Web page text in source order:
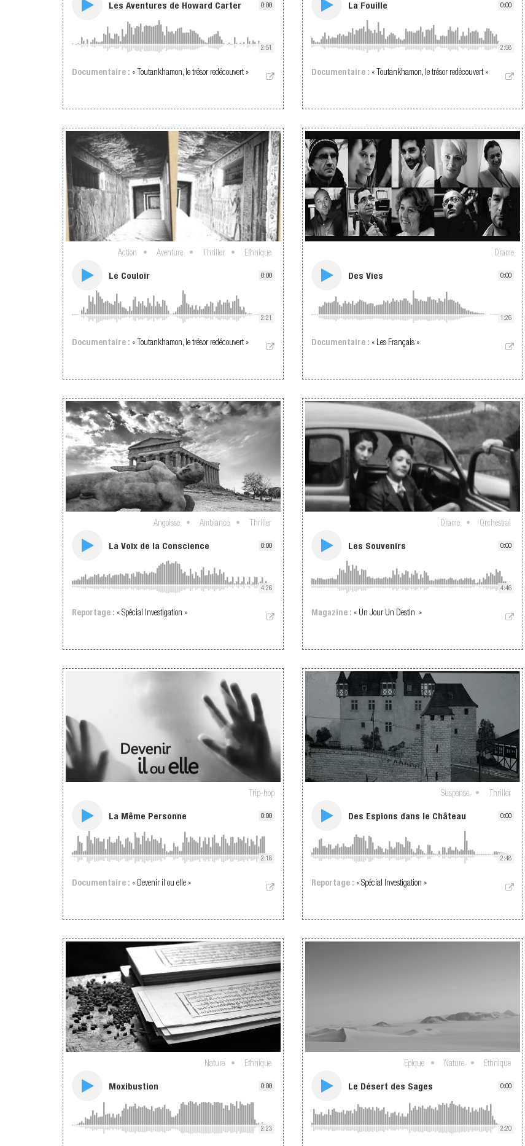
0:00
Les Aventures de Howard Carter
2:51
Documentaire : « Toutankhamon, le trésor redécouvert »
0:00
La Fouille
2:58
Documentaire : « Toutankhamon, le trésor redécouvert »
Action Aventure Thriller Ethnique
0:00
Le Couloir
2:21
Documentaire : « Toutankhamon, le trésor redécouvert »
Drame
0:00
Des Vies
1:26
Documentaire : « Les Français »
Angoisse Ambiance Thriller
0:00
La Voix de la Conscience
4:26
Reportage : « Spécial Investigation »
Drame Orchestral
0:00
Les Souvenirs
4:46
Magazine : « Un Jour Un Destin »
Trip-hop
0:00
La Même Personne
2:18
Documentaire : « Devenir il ou elle »
Suspense Thriller
0:00
Des Espions dans le Château
2:48
Reportage : « Spécial Investigation »
Nature Ethnique
0:00
Moxibustion
2:23
Epique Nature Ethnique
0:00
Le Désert des Sages
2:20